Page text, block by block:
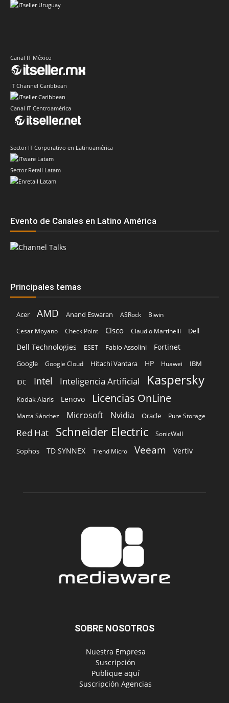
Canal IT México
IT Channel Caribbean
Canal IT Centroamérica
Sector IT Corporativo en Latinoamérica
Sector Retail Latam
Evento de Canales en Latino América
Principales temas
Acer AMD Anand Eswaran ASRock
Biwin
Cesar Moyano
Check Point Cisco Claudio Martinelli Dell
Dell Technologies ESET Fabio Assolini Fortinet
Google Google Cloud Hitachi Vantara HP Huawei IBM
IDC Intel Inteligencia Artificial Kaspersky
Kodak Alaris Lenovo Licencias OnLine
Marta Sánchez Microsoft Nvidia Oracle Pure Storage
Red Hat Schneider Electric SonicWall
Sophos TD SYNNEX Trend Micro Veeam Vertiv
SOBRE NOSOTROS
‎ Nuestra Empresa
‎ Suscripción
‎ Publique aquí
‎ Suscripción Agencias